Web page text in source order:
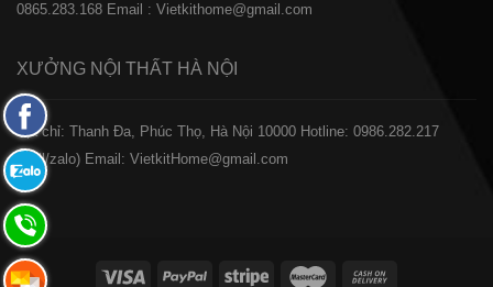
0865.283.168 Email : Vietkithome@gmail.com
XƯỞNG NỘI THẤT HÀ NỘI
️Địa chỉ: Thanh Đa, Phúc Thọ, Hà Nội 10000 Hotline: 0986.282.217
(Call/zalo) Email: VietkitHome@gmail.com
Fanpage
Facebook
Zalo:
0865.283.168
Hotline:
0865.283.168
Hotline: